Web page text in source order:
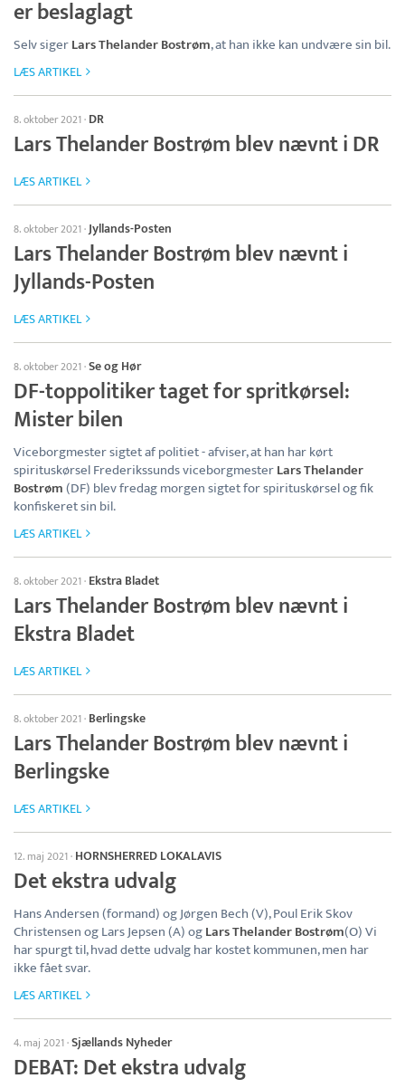
er beslaglagt
Selv sigerLars Thelander Bostrøm, at han ikke kan undvære sin bil.
LÆS ARTIKEL
8. oktober 2021· DR
Lars Thelander Bostrøm blev nævnt i DR
LÆS ARTIKEL
8. oktober 2021·Jyllands-Posten
Lars Thelander Bostrøm blev nævnt i
Jyllands-Posten
LÆS ARTIKEL
8. oktober 2021·Se og Hør
DF-toppolitiker taget for spritkørsel:
Mister bilen
Viceborgmester sigtet af politiet - afviser, at han har kørt
spirituskørsel Frederikssunds viceborgmesterLars Thelander
Bostrøm(DF) blev fredag morgen sigtet for spirituskørsel og fik
konfiskeret sin bil.
LÆS ARTIKEL
8. oktober 2021· Ekstra Bladet
Lars Thelander Bostrøm blev nævnt i
Ekstra Bladet
LÆS ARTIKEL
8. oktober 2021· Berlingske
Lars Thelander Bostrøm blev nævnt i
Berlingske
LÆS ARTIKEL
12. maj 2021· HORNSHERRED LOKALAVIS
Det ekstra udvalg
Hans Andersen (formand) og Jørgen Bech (V), Poul Erik Skov
Christensen og Lars Jepsen (A) ogLars Thelander Bostrøm(O) Vi
har spurgt til, hvad dette udvalg har kostet kommunen, men har
ikke fået svar.
LÆS ARTIKEL
4. maj 2021·Sjællands Nyheder
DEBAT: Det ekstra udvalg